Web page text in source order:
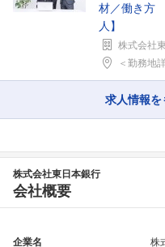
材／働き方
人】
株式会社
＜勤務地詳
求人情報
株式会社東日本銀行
会社概要
企業名 株